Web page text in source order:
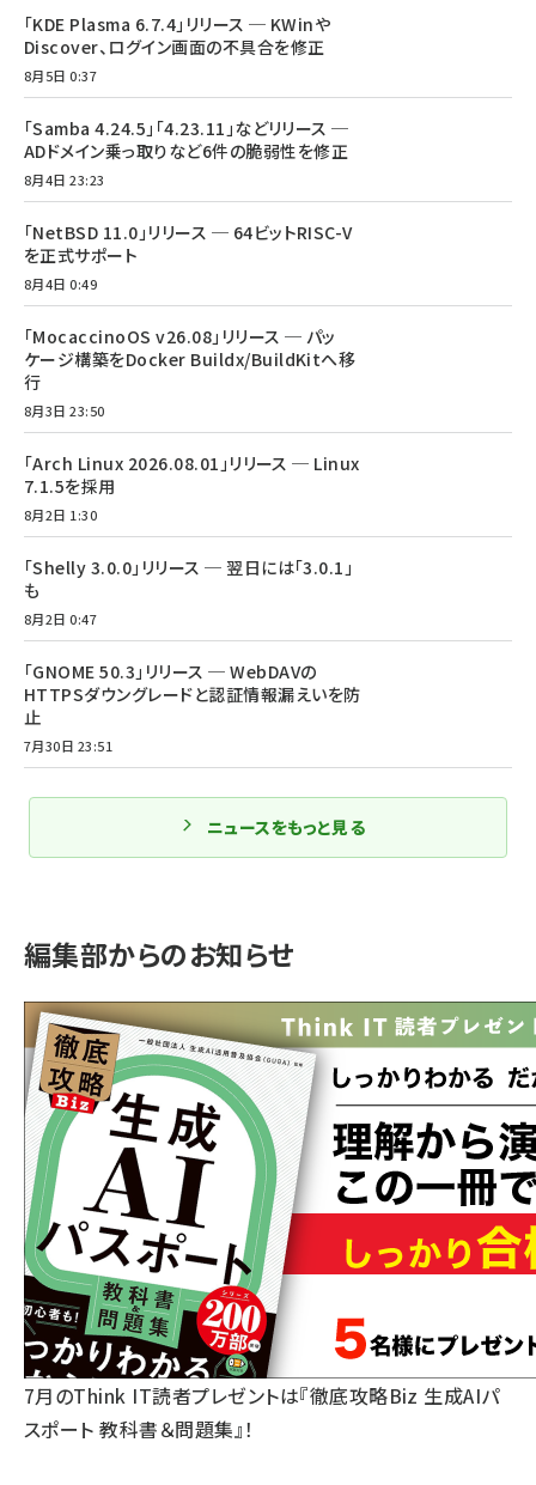
「KDE Plasma 6.7.4」リリース ─ KWinや
Discover、ログイン画面の不具合を修正
8月5日 0:37
「Samba 4.24.5」「4.23.11」などリリース ─
ADドメイン乗っ取りなど6件の脆弱性を修正
8月4日 23:23
「NetBSD 11.0」リリース ─ 64ビットRISC-V
を正式サポート
8月4日 0:49
「MocaccinoOS v26.08」リリース ─ パッ
ケージ構築をDocker Buildx/BuildKitへ移
行
8月3日 23:50
「Arch Linux 2026.08.01」リリース ─ Linux
7.1.5を採用
8月2日 1:30
「Shelly 3.0.0」リリース ─ 翌日には「3.0.1」
も
8月2日 0:47
「GNOME 50.3」リリース ─ WebDAVの
HTTPSダウングレードと認証情報漏えいを防
止
7月30日 23:51
ニュースをもっと見る
編集部からのお知らせ
7月のThink IT読者プレゼントは『徹底攻略Biz 生成AIパ
スポート 教科書＆問題集』！